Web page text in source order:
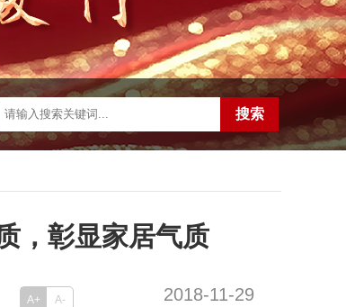
，彰显家居气质
2018-11-29
A+ A-